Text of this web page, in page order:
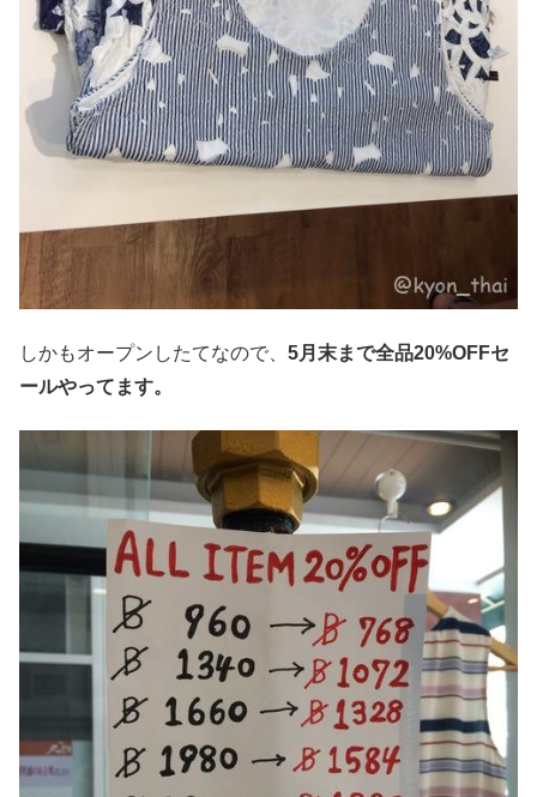
しかもオープンしたてなので、 5月末まで全品20%OFFセ
ールやってます。